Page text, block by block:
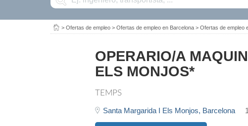
> Ofertas de empleo > Ofertas de empleo en Barcelona > Ofertas de empleo
OPERARIO/A
ELS MONJOS*
TEMPS
Santa Margarida I Els Monjos, Barcelona